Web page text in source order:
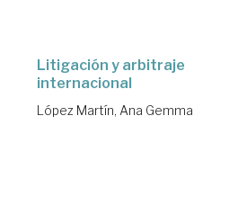
Litigación y arbitraje
internacional
López Martín, Ana Gemma